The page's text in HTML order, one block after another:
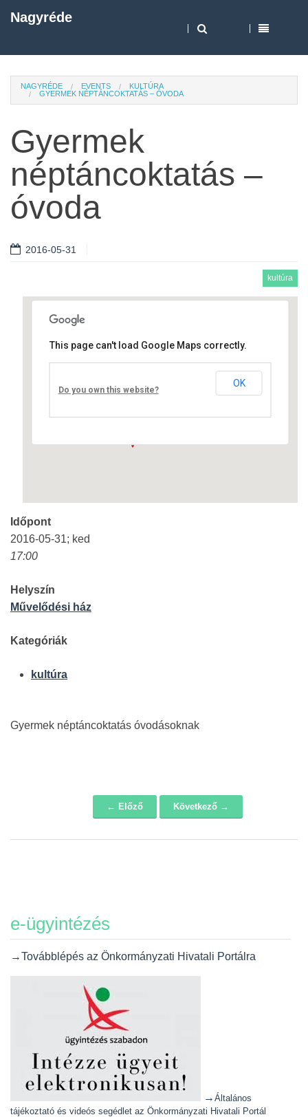
Nagyréde
NAGYRÉDE EVENTS
KULTÚRA
GYERMEK NÉPTÁNCOKTATÁS – ÓVODA
Gyermek
néptáncoktatás –
óvoda
2016-05-31
kultúra
Művelődési ház
Fő út 8 - Nagyréde
This page can't load Google Maps correctly.
Do you own this website?
OK
Időpont
2016-05-31; ked
17:00
Helyszín
Művelődési ház
Kategóriák
kultúra
Gyermek néptáncoktatás óvodásoknak
← Előző Következő →
e-ügyintézés
→Továbblépés az Önkormányzati Hivatali Portálra
→ Általános
tájékoztató és videós segédlet az Önkormányzati Hivatali Portál